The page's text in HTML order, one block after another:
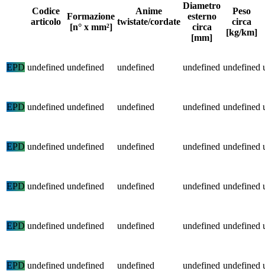
Stato
Codice
articolo
Formazione
[n° x mm²]
Anime
twistate/cordate
Diametro
esterno
circa
[mm]
Peso
circa
[kg/km]
EPD undefined undefined undefined undefined undefined
EPD undefined undefined undefined undefined undefined
EPD undefined undefined undefined undefined undefined
EPD undefined undefined undefined undefined undefined
EPD undefined undefined undefined undefined undefined
EPD undefined undefined undefined undefined undefined